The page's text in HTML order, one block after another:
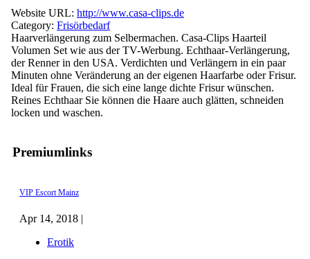
Premiumlinks
VIP Escort Mainz
Apr 14, 2018 |
Erotik
Website URL: http://www.casa-clips.de
Category: Frisörbedarf
Haarverlängerung zum Selbermachen. Casa-Clips Haarteil
Volumen Set wie aus der TV-Werbung. Echthaar-Verlängerung,
der Renner in den USA. Verdichten und Verlängern in ein paar
Minuten ohne Veränderung an der eigenen Haarfarbe oder Frisur.
Ideal für Frauen, die sich eine lange dichte Frisur wünschen.
Reines Echthaar Sie können die Haare auch glätten, schneiden
locken und waschen.